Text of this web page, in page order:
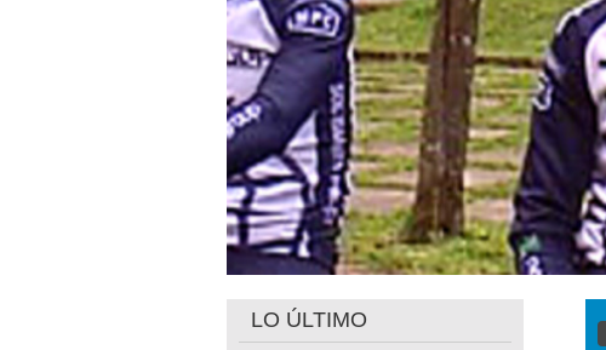
LO ÚLTIMO